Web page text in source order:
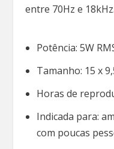
entre 70Hz e 18kHz.
Potência: 5W
Tamanho: 15 x
Horas de
Indicada para:
com poucas